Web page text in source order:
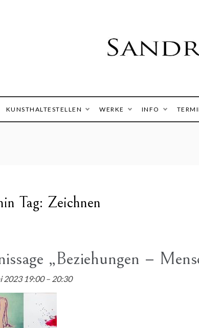
KUNSTHALTESTELLEN WERKE INFO
Tag: Zeichnen
„Beziehungen –
2023 19:00– 20:30